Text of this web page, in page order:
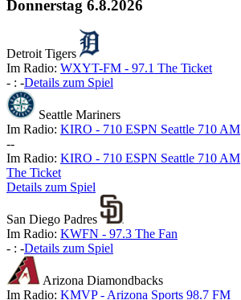
Donnerstag 6.8.2026
Detroit Tigers
Im Radio: WXYT-FM - 97.1 The Ticket
- : -Details zum Spiel
Seattle Mariners
Im Radio: KIRO - 710 ESPN Seattle 710 AM
--
Im Radio: KIRO - 710 ESPN Seattle 710 AM
The Ticket
Details zum Spiel
San Diego Padres
Im Radio: KWFN - 97.3 The Fan
- : -Details zum Spiel
Arizona Diamondbacks
Im Radio: KMVP - Arizona Sports 98.7 FM